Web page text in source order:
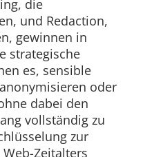
die
und Redaction,
gewinnen in
strategische
es, sensible
oder
dabei den
vollständig zu
zur
Zeitalters